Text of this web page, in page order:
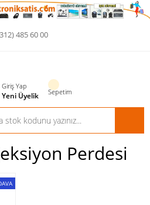
485 60 00
Giriş Yap
Yeni Üyelik Sepetim
Perdesi